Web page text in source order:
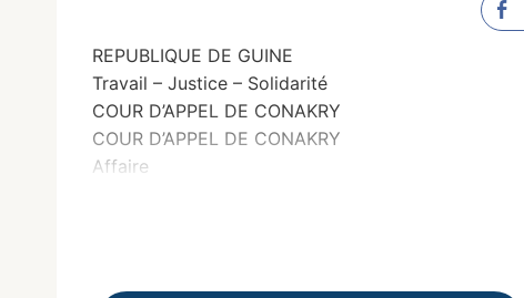
REPUBLIQUE DE GUINE
Travail – Justice – Solidarité
COUR D’APPEL DE CONAKRY
COUR D’APPEL DE CONAKRY
Affaire